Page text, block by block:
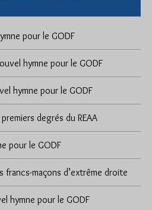
pour le GODF
hymne pour le GODF
hymne pour le GODF
degrés du REAA
pour le GODF
francs-maçons d’extrême droite
hymne pour le GODF